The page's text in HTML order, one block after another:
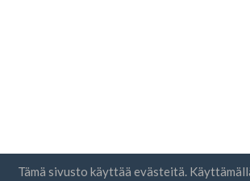
Tämä sivusto käyttää evästeitä.